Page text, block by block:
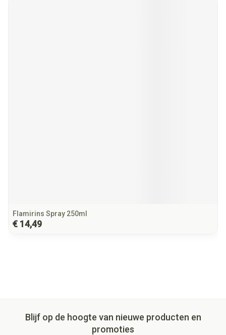
Flamirins Spray 250ml
€ 14,49
Blijf op de hoogte van nieuwe producten en
promoties